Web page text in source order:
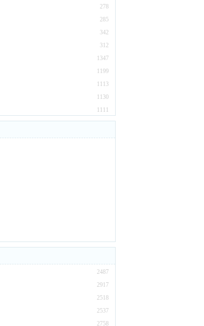
278
285
342
312
1347
1199
1113
1130
1111
2487
2917
2518
2537
2758